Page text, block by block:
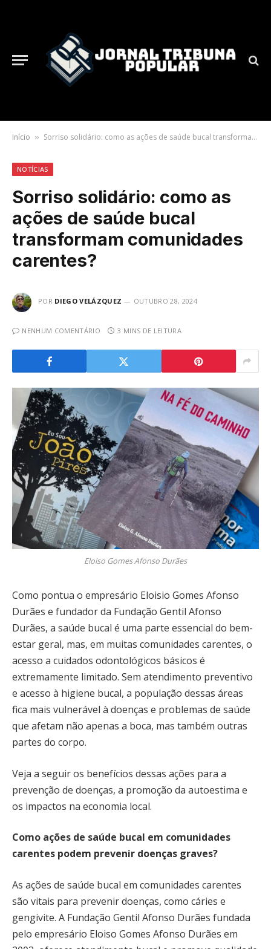
Início » Sorriso solidário: como as ações de saúde bucal transformam comunidades carentes?
NOTÍCIAS
Sorriso solidário: como as
ações de saúde bucal
transformam comunidades
carentes?
POR DIEGO VELÁZQUEZ OUTUBRO 28, 2024
NENHUM COMENTÁRIO 3 MINS DE LEITURA
Eloiso Gomes Afonso Durães
Como pontua o empresário Eloisio Gomes Afonso
Durães e fundador da Fundação Gentil Afonso
Durães, a saúde bucal é uma parte essencial do bem-
estar geral, mas, em muitas comunidades carentes, o
acesso a cuidados odontológicos básicos é
extremamente limitado. Sem atendimento preventivo
e acesso à higiene bucal, a população dessas áreas
fica mais vulnerável à doenças e problemas de saúde
que afetam não apenas a boca, mas também outras
partes do corpo.
Veja a seguir os benefícios dessas ações para a
prevenção de doenças, a promoção da autoestima e
os impactos na economia local.
Como ações de saúde bucal em comunidades
carentes podem prevenir doenças graves?
As ações de saúde bucal em comunidades carentes
são vitais para prevenir doenças, como cáries e
gengivite. A Fundação Gentil Afonso Durães fundada
pelo empresário Eloiso Gomes Afonso Durães em